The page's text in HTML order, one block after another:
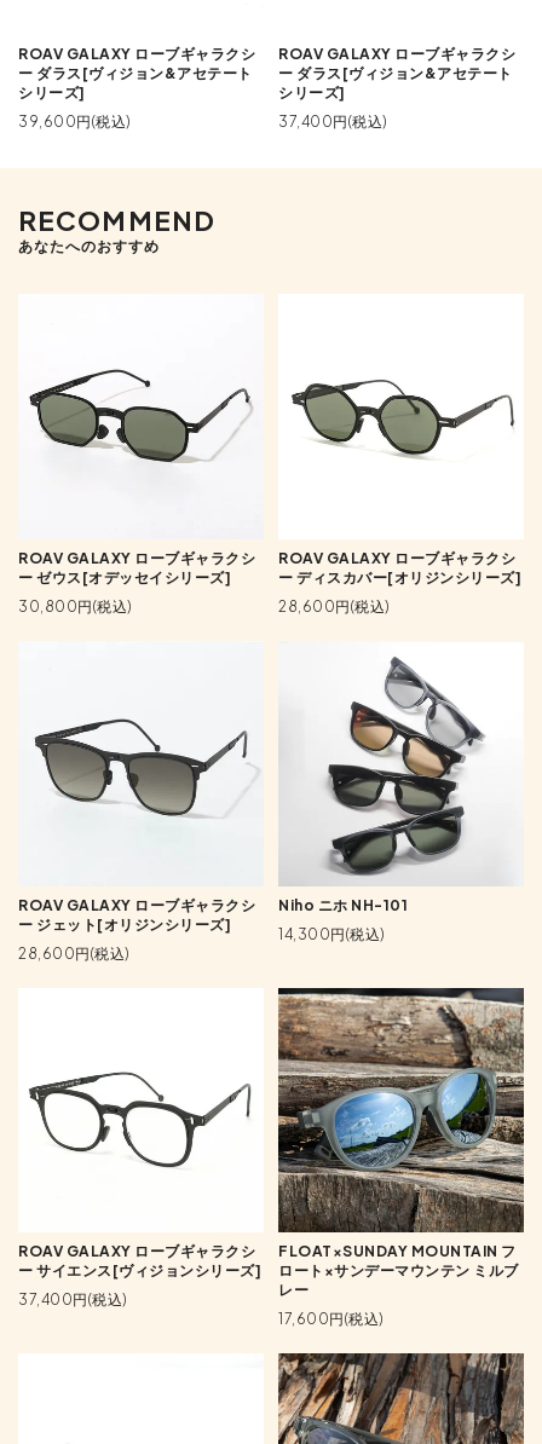
ROAV GALAXY ローブギャラクシ
ー ダラス[ヴィジョン&アセテート
シリーズ]
39,600円(税込)
ROAV GALAXY ローブギャラクシ
ー ダラス[ヴィジョン&アセテート
シリーズ]
37,400円(税込)
RECOMMEND
あなたへのおすすめ
ROAV GALAXY ローブギャラクシ
ー ゼウス[オデッセイシリーズ]
30,800円(税込)
ROAV GALAXY ローブギャラクシ
ー ディスカバー[オリジンシリーズ]
28,600円(税込)
ROAV GALAXY ローブギャラクシ
ー ジェット[オリジンシリーズ]
28,600円(税込)
Niho ニホ NH-101
14,300円(税込)
ROAV GALAXY ローブギャラクシ
ー サイエンス[ヴィジョンシリーズ]
37,400円(税込)
FLOAT×SUNDAY MOUNTAIN フ
ロート×サンデーマウンテン ミルブ
レー
17,600円(税込)